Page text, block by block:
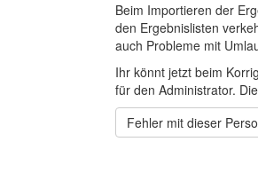
Beim Importieren der
den Ergebnislisten
auch Probleme mit
Ihr könnt jetzt beim
für den Administrator.
Fehler mit dieser